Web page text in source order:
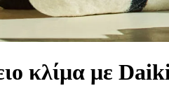
κλίμα με